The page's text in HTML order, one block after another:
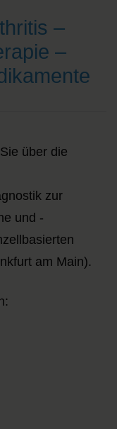
–
–
über die
zur
und -
am Main).